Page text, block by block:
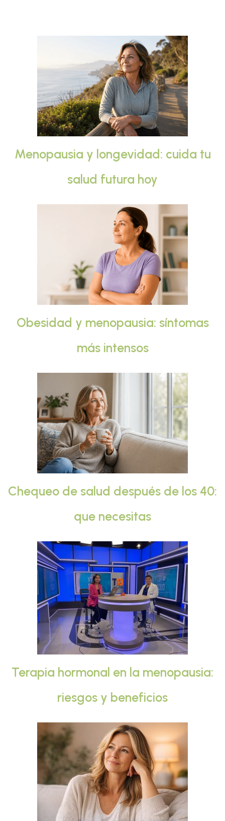
Menopausia y longevidad: cuida tu
salud futura hoy
Obesidad y menopausia: síntomas
más intensos
Chequeo de salud después de los 40:
que necesitas
Terapia hormonal en la menopausia:
riesgos y beneficios